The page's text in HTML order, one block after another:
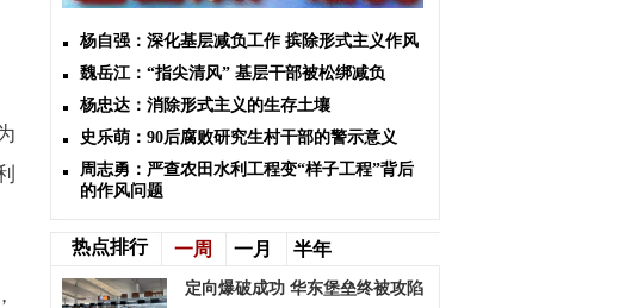
，
杨自强：深化基层减负工作 摈除形式主义作风
魏岳江：“指尖清风” 基层干部被松绑减负
杨忠达：消除形式主义的生存土壤
史乐萌：90后腐败研究生村干部的警示意义
周志勇：严查农田水利工程变“样子工程”背后
的作风问题
热点排行 一周 一月 半年
定向爆破成功 华东堡垒终被攻陷